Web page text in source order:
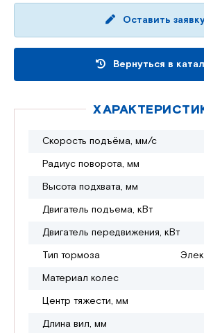
Оставить
Вернуться в
Скорость подъёма, мм/с
Радиус поворота, мм
Высота подхвата, мм
Двигатель подъема, кВт
Двигатель передвижения, кВт
Тип тормоза
Материал колес
Центр тяжести, мм
Длина вил, мм